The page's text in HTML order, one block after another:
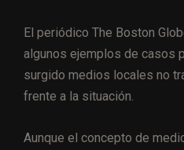
El periódico The Boston
algunos ejemplos de casos
surgido medios locales no
frente a la situación.
Aunque el concepto de